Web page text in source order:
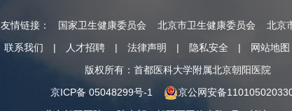
友情链接： 国家卫生健康委员会 北京市卫生健康委员会
北京
联系我们
| 人才招聘 | 法律声明 | 隐私安全 | 网站地图
版权所有：首都医科大学附属北京朝阳医院
京ICP备 05048299号-1
京公网安备